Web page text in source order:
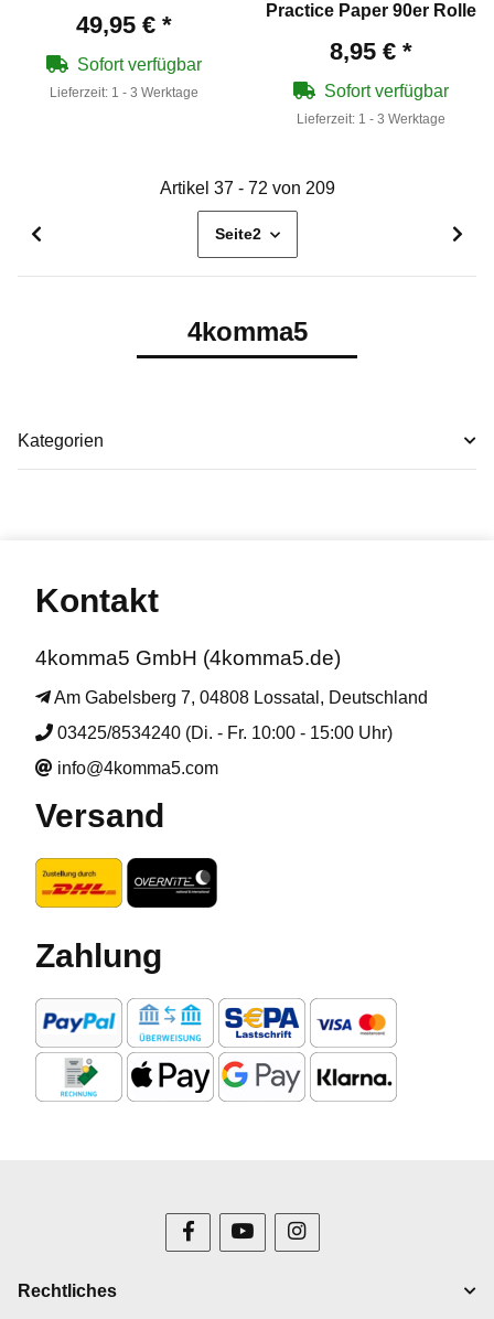
49,95 € *
Sofort verfügbar
Lieferzeit: 1 - 3 Werktage
Practice Paper 90er Rolle
8,95 € *
Sofort verfügbar
Lieferzeit: 1 - 3 Werktage
Artikel 37 - 72 von 209
Seite2
4komma5
Kategorien
Kontakt
4komma5 GmbH (4komma5.de)
Am Gabelsberg 7, 04808 Lossatal, Deutschland
03425/8534240 (Di. - Fr. 10:00 - 15:00 Uhr)
info@4komma5.com
Versand
Zahlung
Rechtliches